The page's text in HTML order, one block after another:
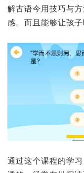
解古语今用技巧与
感。而且能够让孩子
通过这个课程的学